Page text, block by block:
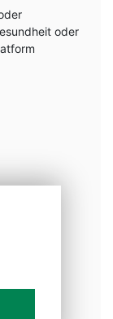
oder